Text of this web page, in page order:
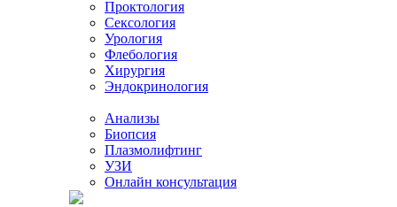
Проктология
Сексология
Урология
Флебология
Хирургия
Эндокринология
Анализы
Биопсия
Плазмолифтинг
УЗИ
Онлайн консультация